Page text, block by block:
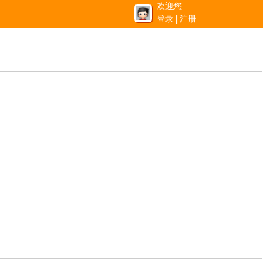
欢迎您
登录
注册